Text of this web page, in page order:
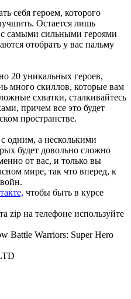
себя героем, которого
Остается лишь
с самыми сильными героями
отобрать у вас пальму
20 уникальных героев,
много скиллов, которые вам
схватки, сталкивайтесь
причем все это будет
пространстве.
одним, а несколькими
будет довольно сложно
от вас, и только вы
мире, так что вперед, к
чтобы быть в курсе
zip на телефоне используйте
Battle Warriors: Super Hero